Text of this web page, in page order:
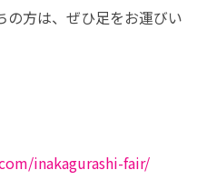
方は、ぜひ足をお運びい
inakagurashi-fair/